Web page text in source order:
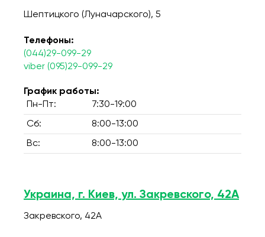
Шептицкого (Луначарского), 5
Телефоны:
(044)29-099-29
viber (095)29-099-29
График работы:
Пн-Пт:
7:30-19:00
Сб: 8:00-13:00
Вс: 8:00-13:00
Украина, г. Киев, ул. Закревского, 42А
Закревского, 42А